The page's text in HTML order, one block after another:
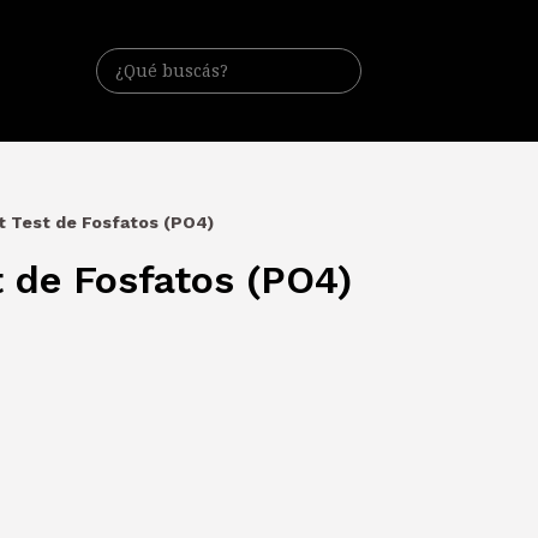
Test de Fosfatos (PO4)
Fosfatos (PO4)